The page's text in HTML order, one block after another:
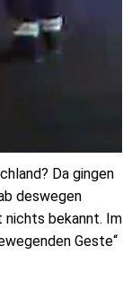
Da gingen
deswegen
nichts bekannt. Im
Geste“